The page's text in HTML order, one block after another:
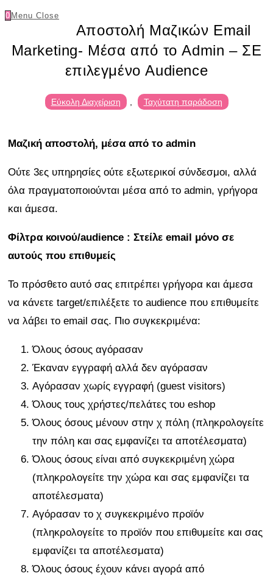
0 Menu Close
Αποστολή Μαζικών Email
Marketing- Μέσα από το Admin – ΣΕ
επιλεγμένο Audience
Εύκολη Διαχείριση Ταχύτατη παράδοση
Μαζική αποστολή, μέσα από το admin
Ούτε 3ες υπηρησίες ούτε εξωτερικοί σύνδεσμοι, αλλά
όλα πραγματοποιούνται μέσα από το admin, γρήγορα
και άμεσα.
Φίλτρα κοινού/audience : Στείλε email μόνο σε
αυτούς που επιθυμείς
Το πρόσθετο αυτό σας επιτρέπει γρήγορα και άμεσα
να κάνετε target/επιλέξετε το audience που επιθυμείτε
να λάβει το email σας. Πιο συγκεκριμένα:
Όλους όσους αγόρασαν
Έκαναν εγγραφή αλλά δεν αγόρασαν
Αγόρασαν χωρίς εγγραφή (guest visitors)
Όλους τους χρήστες/πελάτες του eshop
Όλους όσους μένουν στην χ πόλη (πληκρολογείτε
την πόλη και σας εμφανίζει τα αποτέλεσματα)
Όλους όσους είναι από συγκεκριμένη χώρα
(πληκρολογείτε την χώρα και σας εμφανίζει τα
αποτέλεσματα)
Αγόρασαν το χ συγκεκριμένο προϊόν
(πληκρολογείτε το προϊόν που επιθυμείτε και σας
εμφανίζει τα αποτέλεσματα)
Όλους όσους έχουν κάνει αγορά από